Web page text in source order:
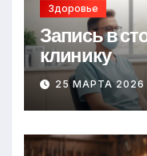
Здоровье
Запись в
клинику
25 МАРТА 2026